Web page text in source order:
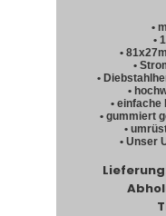
•
•
•
•
•
•
•
• gummiert
•
• Unser